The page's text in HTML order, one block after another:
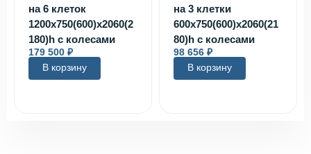
на 6 клеток
1200х750(600)х2060(2
180)h с колесами
179 500 ₽
В корзину
на 3 клетки
600х750(600)х2060(21
80)h с колесами
98 656 ₽
В корзину